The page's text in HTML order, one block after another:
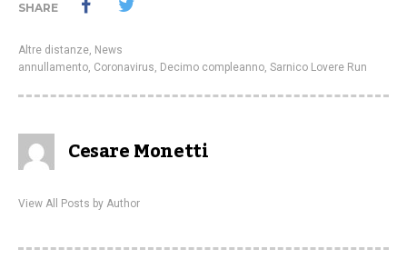
SHARE
Altre distanze, News
annullamento, Coronavirus, Decimo compleanno, Sarnico Lovere Run
Cesare Monetti
View All Posts by Author